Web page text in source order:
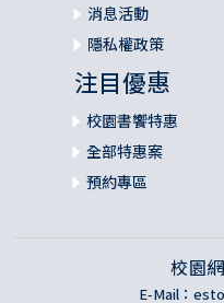
消息活動
隱私權政策
注目優惠
校園書饗特惠
全部特惠案
預約專區
校園
E-Mail：